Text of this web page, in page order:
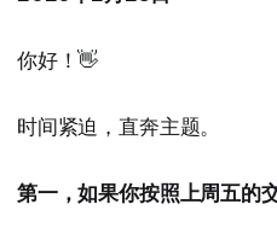
你好！👋
时间紧迫，直奔主题。
第一，如果你按照上周五的